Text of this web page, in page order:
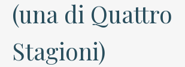
(una di Quattro
Stagioni)